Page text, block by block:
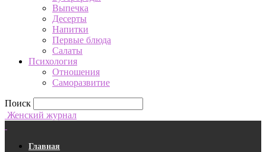
Выпечка
Десерты
Напитки
Первые блюда
Салаты
Психология
Отношения
Саморазвитие
Поиск
Женский журнал
Главная